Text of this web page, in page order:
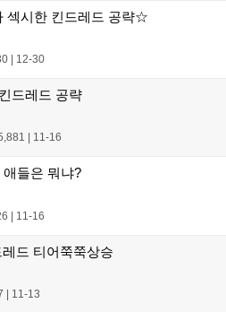
섹시한 킨드레드 공략☆
12-30
드레드 공략
11-16
들은 뭐냐?
| 11-16
드 티어쭉쭉상승
11-13